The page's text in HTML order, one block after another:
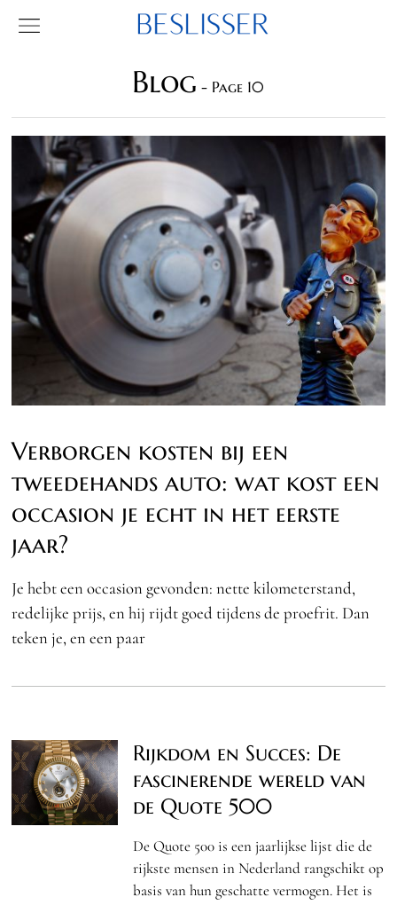
Blog - Page 10
Verborgen kosten bij een
tweedehands auto: wat kost een
occasion je echt in het eerste
jaar?
Je hebt een occasion gevonden: nette kilometerstand,
redelijke prijs, en hij rijdt goed tijdens de proefrit. Dan
teken je, en een paar
Rijkdom en Succes: De
fascinerende wereld van
de Quote 500
De Quote 500 is een jaarlijkse lijst die de
rijkste mensen in Nederland rangschikt op
basis van hun geschatte vermogen. Het is